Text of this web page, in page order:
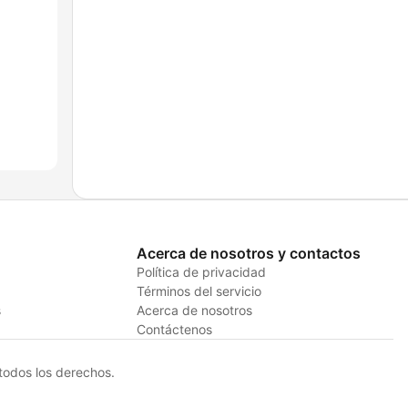
Acerca de nosotros y contactos
Política de privacidad
Términos del servicio
Acerca de nosotros
Contáctenos
los derechos.